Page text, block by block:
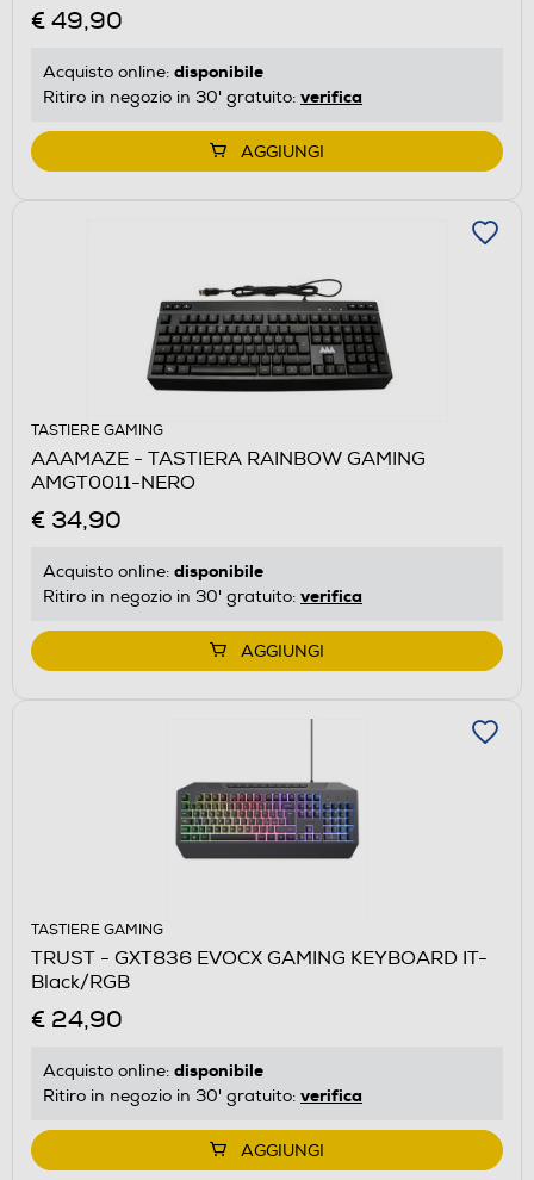
€ 49,90
Acquisto online: disponibile
Ritiro in negozio in 30' gratuito: verifica
AGGIUNGI
TASTIERE GAMING
AAAMAZE - TASTIERA RAINBOW GAMING
AMGT0011-NERO
€ 34,90
Acquisto online: disponibile
Ritiro in negozio in 30' gratuito: verifica
AGGIUNGI
TASTIERE GAMING
TRUST - GXT836 EVOCX GAMING KEYBOARD IT-
Black/RGB
€ 24,90
Acquisto online: disponibile
Ritiro in negozio in 30' gratuito: verifica
AGGIUNGI